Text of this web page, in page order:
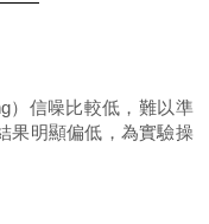
）信噪比較低，難以準
果明顯偏低 ，為實驗操